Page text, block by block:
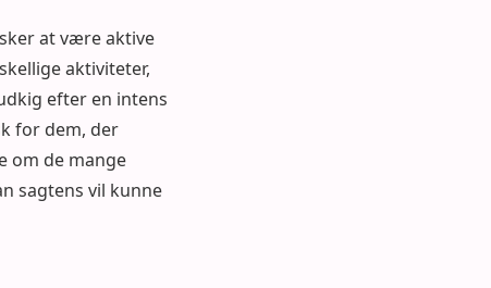
at være aktive
aktiviteter,
efter en intens
for dem, der
om de mange
sagtens vil kunne